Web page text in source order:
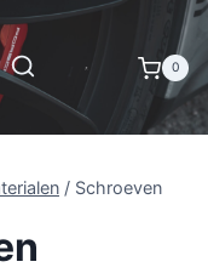
0
/ Schroeven